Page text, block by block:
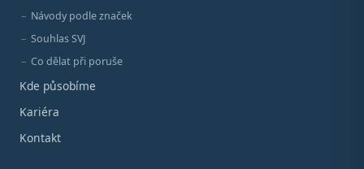
Návody podle značek
Souhlas SVJ
Co dělat při poruše
Kde působíme
Kariéra
Kontakt